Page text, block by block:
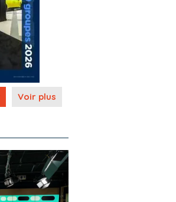
Voir plus